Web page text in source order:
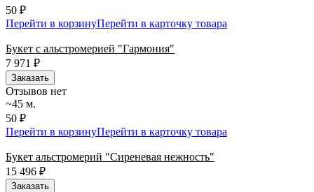
50 ₽
Перейти в корзинуПерейти в карточку товара
Букет с альстромерией "Гармония"
7 971
₽
Заказать
Отзывов нет
~45 м.
50 ₽
Перейти в корзинуПерейти в карточку товара
Букет альстромерий "Сиреневая нежность"
15 496 ₽
Заказать